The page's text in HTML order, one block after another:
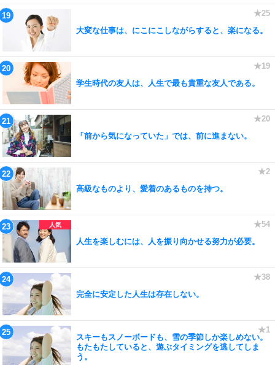
大変な仕事は、にこにこしながらすると、楽になる。
学生時代の友人は、人生で最も貴重な友人である。
「前から気になっていた」では、前に進まない。
高級なものより、愛着のあるものを持つ。
人生を楽しむには、人を振り向かせる努力が必要。
完全に安定した人生は存在しない。
スキーもスノーボードも、雪の季節しか楽しめない。
もたもたしていると、遊ぶタイミングを逃してしま
う。